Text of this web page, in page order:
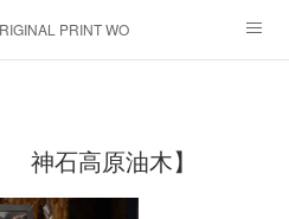
PRINT WORK SHOP
プリント
神石高原油木】